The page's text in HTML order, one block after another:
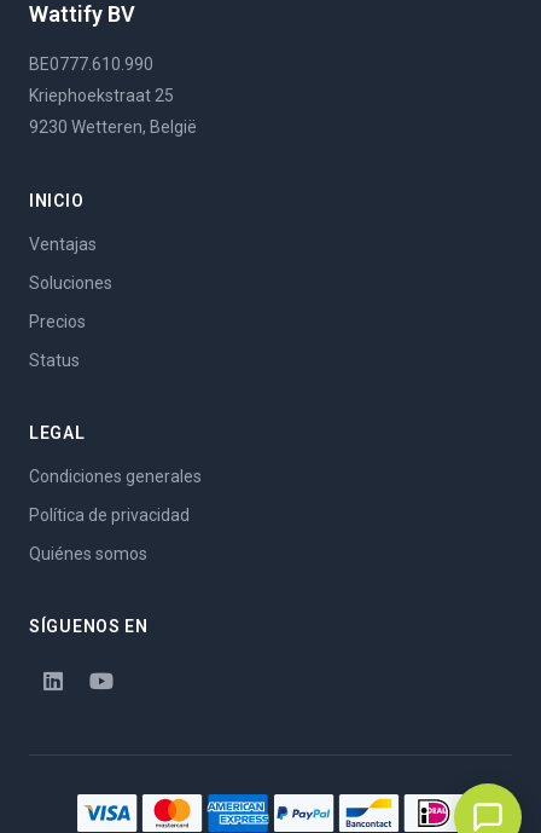
Wattify BV
BE0777.610.990
Kriephoekstraat 25
9230 Wetteren, België
INICIO
Ventajas
Soluciones
Precios
Status
LEGAL
Condiciones generales
Política de privacidad
Quiénes somos
SÍGUENOS EN